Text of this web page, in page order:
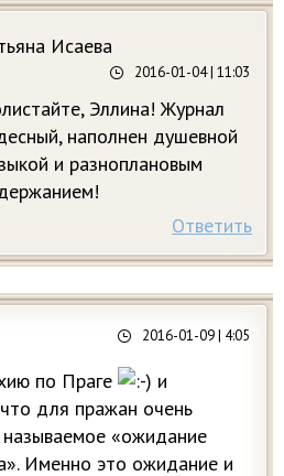
Исаева
2016-01-04| 11:03
Эллина! Журнал
наполнен душевной
и разноплановым
Ответить
2016-01-09| 4:05
по Праге
и
для пражан очень
«ожидание
Именно это ожидание и